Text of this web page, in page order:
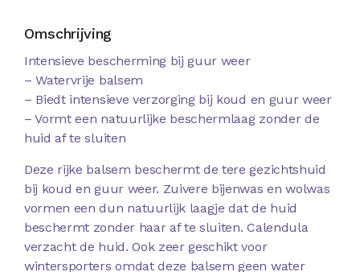
Omschrijving
Intensieve bescherming bij guur weer
– Watervrije balsem
– Biedt intensieve verzorging bij koud en guur weer
– Vormt een natuurlijke beschermlaag zonder de
huid af te sluiten
Deze rijke balsem beschermt de tere gezichtshuid
bij koud en guur weer. Zuivere bijenwas en wolwas
vormen een dun natuurlijk laagje dat de huid
beschermt zonder haar af te sluiten. Calendula
verzacht de huid. Ook zeer geschikt voor
wintersporters omdat deze balsem geen water